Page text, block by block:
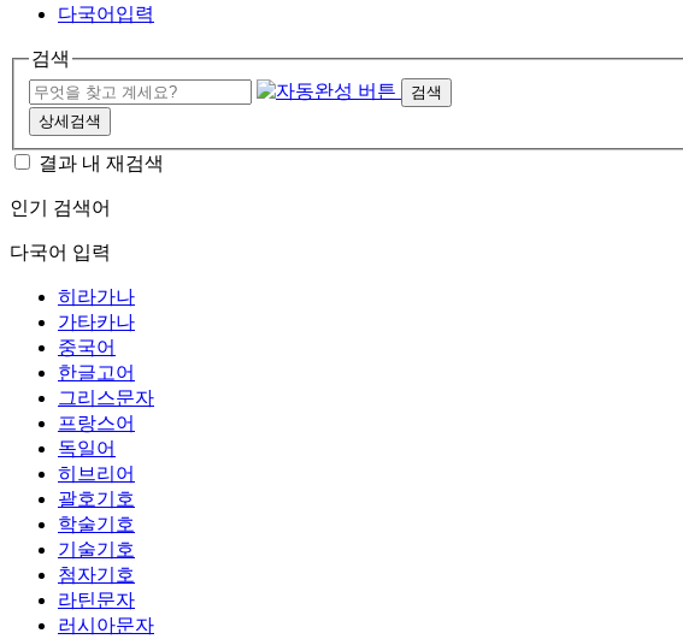
다국어입력
검색
검색
상세검색
결과 내 재검색
인기 검색어
다국어 입력
히라가나
가타카나
중국어
한글고어
그리스문자
프랑스어
독일어
히브리어
괄호기호
학술기호
기술기호
첨자기호
라틴문자
러시아문자